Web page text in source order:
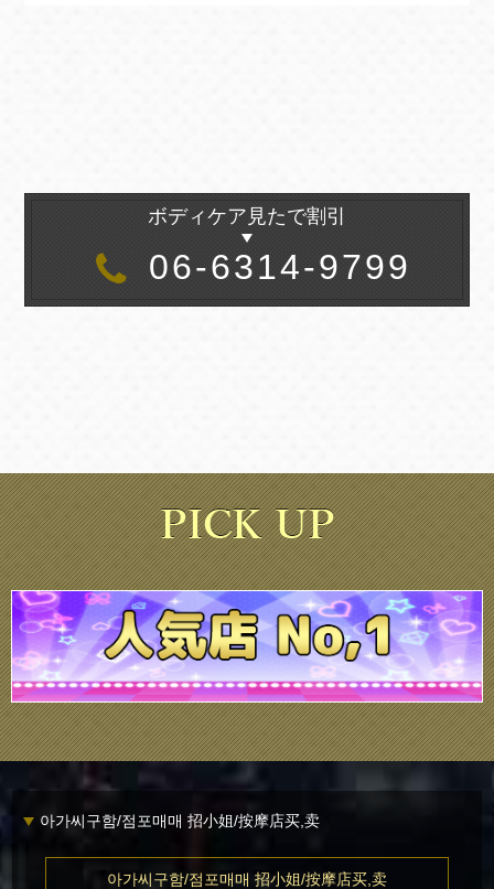
ボディケア見たで割引
06-6314-9799
아가씨구함/점포매매 招小姐/按摩店买,卖
아가씨구함/점포매매 招小姐/按摩店买,卖